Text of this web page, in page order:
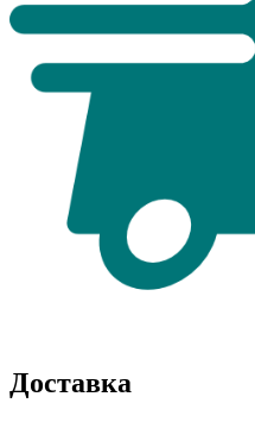
Доставка